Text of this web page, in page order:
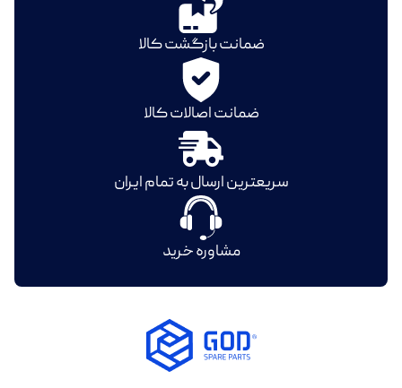
ضمانت بازگشت کالا
ضمانت اصالات کالا
سریعترین ارسال به تمام ایران
مشاوره خرید